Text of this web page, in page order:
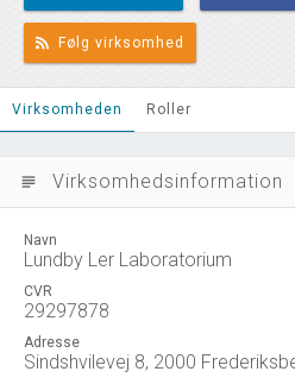
Følg virksomhed
Virksomheden Roller
subject Virksomhedsinformation
Navn
Lundby Ler Laboratorium
CVR
29297878
Adresse
Sindshvilevej 8, 2000